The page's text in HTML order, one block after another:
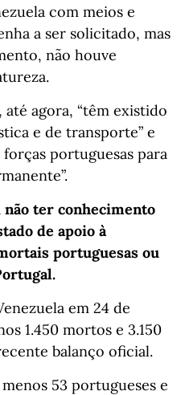
com meios e
a ser solicitado, mas
não houve
agora, “têm existido
e de transporte” e
portuguesas para
não ter conhecimento
de apoio à
portuguesas ou
em 24 de
1.450 mortos e 3.150
balanço oficial.
53 portugueses e